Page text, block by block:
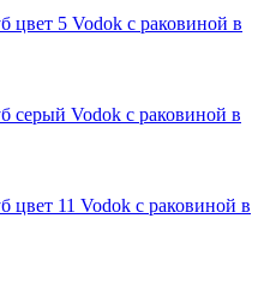
цвет 5 Vodok с раковиной в
серый Vodok с раковиной в
цвет 11 Vodok с раковиной в